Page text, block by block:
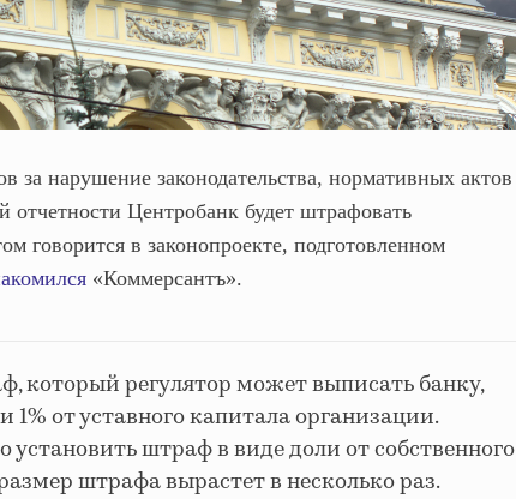
за нарушение законодательства, нормативных актов
отчетности Центробанк будет штрафовать
говорится в законопроекте, подготовленном
«Коммерсантъ».
который регулятор может выписать банку,
1% от уставного капитала организации.
установить штраф в виде доли от собственного
штрафа вырастет в несколько раз.